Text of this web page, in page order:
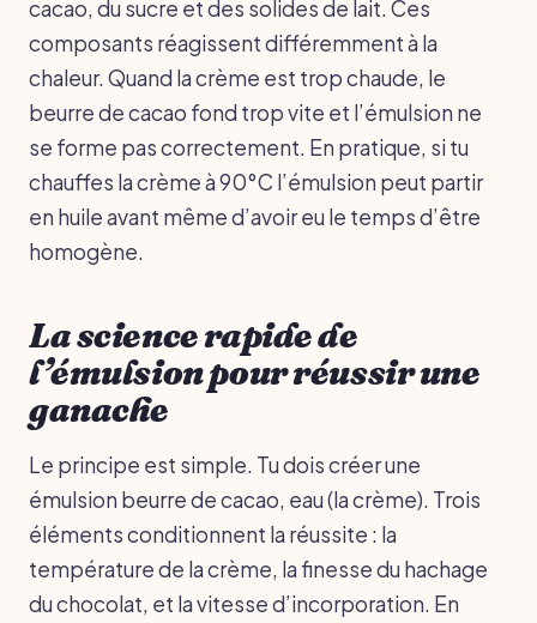
cacao, du sucre et des solides de lait. Ces
composants réagissent différemment à la
chaleur. Quand la crème est trop chaude, le
beurre de cacao fond trop vite et l’émulsion ne
se forme pas correctement. En pratique, si tu
chauffes la crème à 90°C l’émulsion peut partir
en huile avant même d’avoir eu le temps d’être
homogène.
La science rapide de
l’émulsion pour réussir une
ganache
Le principe est simple. Tu dois créer une
émulsion beurre de cacao, eau (la crème). Trois
éléments conditionnent la réussite : la
température de la crème, la finesse du hachage
du chocolat, et la vitesse d’incorporation. En